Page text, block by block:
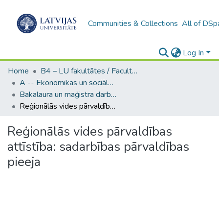
Communities & Collections All of
Log In
Home
B4 – LU fakultātes / Faculties of the UL
A -- Ekonomikas un sociālo zinātņu fakultāte / Faculty of Economics and Social Sciences
Bakalaura un maģistra darbi (ESZF) / Bachelor's and Master's theses
Reģionālās vides pārvaldības attīstība: sadarbības pārvaldības pieeja
Reģionālās vides pārvaldības
attīstība: sadarbības pārvaldības
pieeja